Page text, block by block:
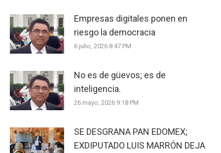
Empresas digitales ponen en
riesgo la democracia
6 julio, 2026 8:47 PM
No es de güevos; es de
inteligencia.
26 mayo, 2026 9:18 PM
SE DESGRANA PAN EDOMEX;
EXDIPUTADO LUIS MARRÓN DEJA